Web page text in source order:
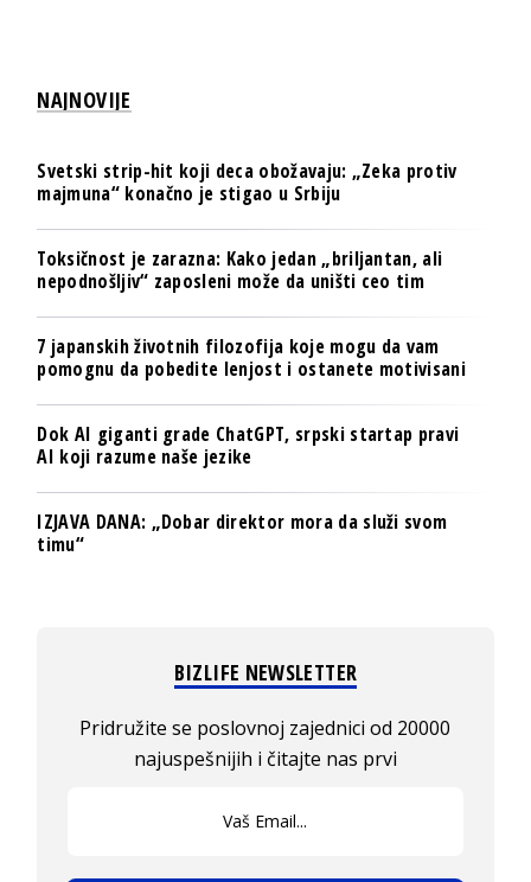
NAJNOVIJE
Svetski strip-hit koji deca obožavaju: „Zeka protiv
majmuna“ konačno je stigao u Srbiju
Toksičnost je zarazna: Kako jedan „briljantan, ali
nepodnošljiv“ zaposleni može da uništi ceo tim
7 japanskih životnih filozofija koje mogu da vam
pomognu da pobedite lenjost i ostanete motivisani
Dok AI giganti grade ChatGPT, srpski startap pravi
AI koji razume naše jezike
IZJAVA DANA: „Dobar direktor mora da služi svom
timu“
BIZLIFE NEWSLETTER
Pridružite se poslovnoj zajednici od 20000
najuspešnijih i čitajte nas prvi